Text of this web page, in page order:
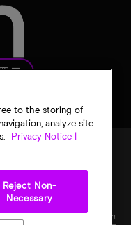
口
販売条件
報、製品、仕様は予告なく変更され
to the storing of
analyze site
Privacy Notice |
Reject Non-
Necessary